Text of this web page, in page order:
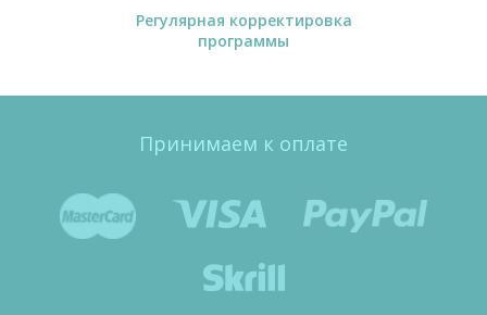
Регулярная корректировка
программы
Принимаем к оплате